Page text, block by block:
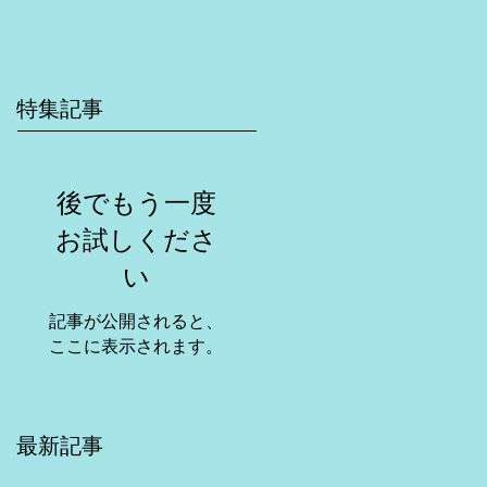
特集記事
後でもう一度
お試しくださ
い
記事が公開されると、
ここに表示されます。
最新記事